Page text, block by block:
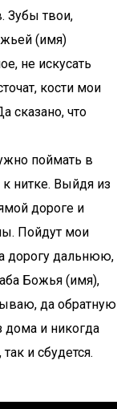
Зубы твои,
(имя)
не искусать
кости мои
сказано, что
поймать в
нитке. Выйдя из
дороге и
Пойдут мои
дорогу дальнюю,
Божья (имя),
да обратную
дома и никогда
и сбудется.